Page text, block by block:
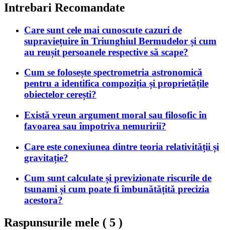
Intrebari Recomandate
Care sunt cele mai cunoscute cazuri de
supraviețuire în Triunghiul Bermudelor și cum
au reușit persoanele respective să scape?
Cum se folosește spectrometria astronomică
pentru a identifica compoziția și proprietățile
obiectelor cerești?
Există vreun argument moral sau filosofic în
favoarea sau împotriva nemuririi?
Care este conexiunea dintre teoria relativității și
gravitație?
Cum sunt calculate și previzionate riscurile de
tsunami și cum poate fi îmbunătățită precizia
acestora?
Raspunsurile mele ( 5 )